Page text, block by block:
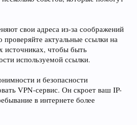
свои адреса из-за соображений
проверяйте актуальные ссылки на
чтобы быть
используемой ссылки.
и безопасности
VPN-сервис. Он скроет ваш IP-
в интернете более